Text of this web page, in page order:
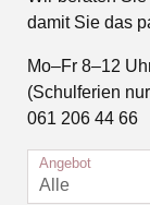
damit Sie das
Mo–Fr 8–12
(Schulferien
061 206 44 66
Angebot
Alle